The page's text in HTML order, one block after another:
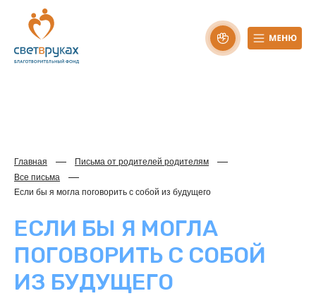
Главная
Письма от родителей родителям
Все письма
Если бы я могла поговорить с собой из будущего
ЕСЛИ БЫ Я МОГЛА
ПОГОВОРИТЬ С СОБОЙ
ИЗ БУДУЩЕГО